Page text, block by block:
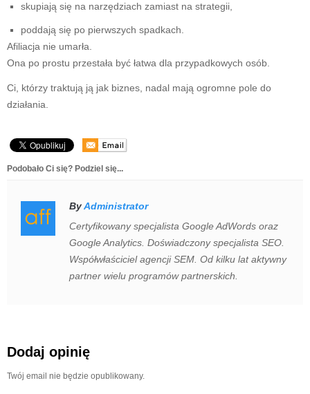
skupiają się na narzędziach zamiast na strategii,
poddają się po pierwszych spadkach.
Afiliacja nie umarła.
Ona po prostu przestała być łatwa dla przypadkowych osób.
Ci, którzy traktują ją jak biznes, nadal mają ogromne pole do
działania.
Podobało Ci się? Podziel się...
ByAdministrator
Certyfikowany specjalista Google AdWords oraz
Google Analytics. Doświadczony specjalista SEO.
Współwłaściciel agencji SEM. Od kilku lat aktywny
partner wielu programów partnerskich.
Dodaj opinię
Twój email nie będzie opublikowany.